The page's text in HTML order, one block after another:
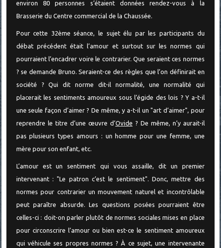
environ 80 personnes s’étaient données rendez-vous à la
Brasserie du Centre commercial de la Chaussée.
Pour cette 32ème séance, le sujet élu par les participants du
débat précédent était l’amour et surtout sur les normes qui
pourraient l’encadrer voire le contrarier. Que seraient ces normes
? se demande Bruno. Seraient-ce des règles que l’on définirait en
société ? Qui dit norme dit-il normalité, une normalité qui
placerait les sentiments amoureux sous l’égide des lois ? Y a-t-il
une seule façon d’aimer ? De même, y a-t-il un "art d’aimer", pour
reprendre le titre d’une œuvre d’Ovide ? De même, n’y aurait-il
pas plusieurs types amours : un homme pour une femme, une
mère pour son enfant, etc.
L’amour est un sentiment qui vous assaille, dit un premier
intervenant : "Le patron c’est le sentiment". Donc, mettre des
normes pour contrarier un mouvement naturel et incontrôlable
peut paraître absurde. Les questions posées pourraient être
celles-ci : doit-on parler plutôt de normes sociales mises en place
pour circonscrire l’amour ou bien est-ce le sentiment amoureux
qui véhicule ses propres normes ? À ce sujet, une intervenante